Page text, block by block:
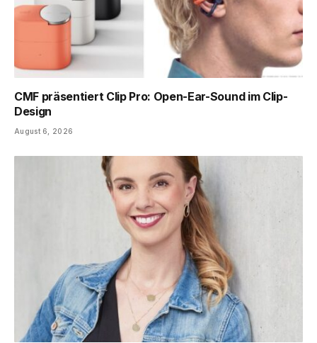
CMF präsentiert Clip Pro: Open-Ear-Sound im Clip-
Design
August 6, 2026